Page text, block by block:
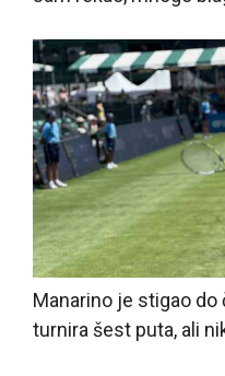
Manarino je stigao
turnira šest puta, ali